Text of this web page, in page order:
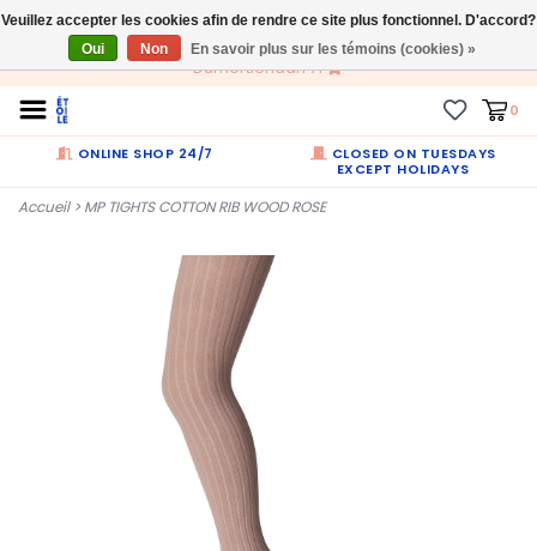
FR
Dumortierlaan 71
0
ONLINE SHOP 24/7
CLOSED ON TUESDAYS
EXCEPT HOLIDAYS
Accueil>MP TIGHTS COTTON RIB WOOD ROSE
Veuillez accepter les cookies afin de rendre ce site plus fonctionnel. D'accord?
Oui
Non En savoir plus sur les témoins (cookies) »